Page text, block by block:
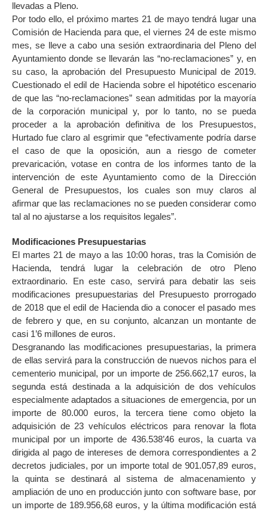
llevadas a Pleno.
Por todo ello, el próximo martes 21 de mayo tendrá lugar una
Comisión de Hacienda para que, el viernes 24 de este mismo
mes, se lleve a cabo una sesión extraordinaria del Pleno del
Ayuntamiento donde se llevarán las “no-reclamaciones” y, en
su caso, la aprobación del Presupuesto Municipal de 2019.
Cuestionado el edil de Hacienda sobre el hipotético escenario
de que las “no-reclamaciones” sean admitidas por la mayoría
de la corporación municipal y, por lo tanto, no se pueda
proceder a la aprobación definitiva de los Presupuestos,
Hurtado fue claro al esgrimir que “efectivamente podría darse
el caso de que la oposición, aun a riesgo de cometer
prevaricación, votase en contra de los informes tanto de la
intervención de este Ayuntamiento como de la Dirección
General de Presupuestos, los cuales son muy claros al
afirmar que las reclamaciones no se pueden considerar como
tal al no ajustarse a los requisitos legales”.
Modificaciones Presupuestarias
El martes 21 de mayo a las 10:00 horas, tras la Comisión de
Hacienda, tendrá lugar la celebración de otro Pleno
extraordinario. En este caso, servirá para debatir las seis
modificaciones presupuestarias del Presupuesto prorrogado
de 2018 que el edil de Hacienda dio a conocer el pasado mes
de febrero y que, en su conjunto, alcanzan un montante de
casi 1’6 millones de euros.
Desgranando las modificaciones presupuestarias, la primera
de ellas servirá para la construcción de nuevos nichos para el
cementerio municipal, por un importe de 256.662,17 euros, la
segunda está destinada a la adquisición de dos vehículos
especialmente adaptados a situaciones de emergencia, por un
importe de 80.000 euros, la tercera tiene como objeto la
adquisición de 23 vehículos eléctricos para renovar la flota
municipal por un importe de 436.538’46 euros, la cuarta va
dirigida al pago de intereses de demora correspondientes a 2
decretos judiciales, por un importe total de 901.057,89 euros,
la quinta se destinará al sistema de almacenamiento y
ampliación de uno en producción junto con software base, por
un importe de 189.956,68 euros, y la última modificación está